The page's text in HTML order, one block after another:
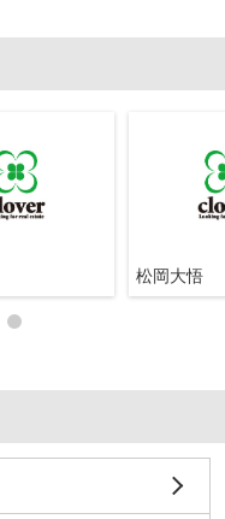
松岡大悟